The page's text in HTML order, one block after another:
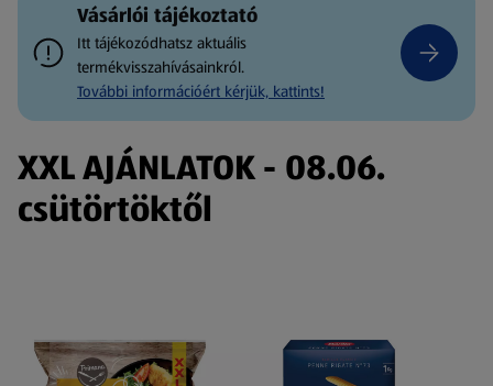
Vásárlói tájékoztató
Itt tájékozódhatsz aktuális
termékvisszahívásainkról.
További információért kérjük, kattints!
XXL AJÁNLATOK - 08.06.
csütörtöktől